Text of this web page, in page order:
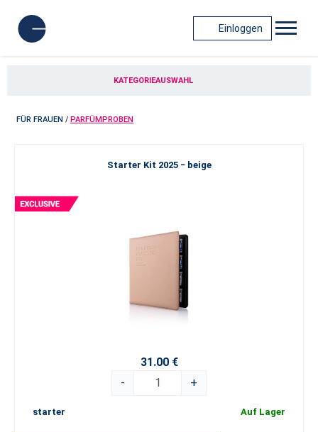
Einloggen
KATEGORIEAUSWAHL
FÜR FRAUEN / PARFÜMPROBEN
Starter Kit 2025 − beige
31.00 €
-
+
starter Auf Lager